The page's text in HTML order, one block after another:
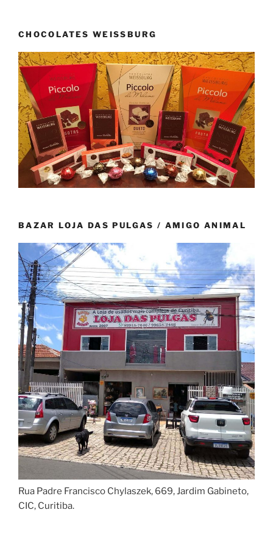
CHOCOLATES WEISSBURG
BAZAR LOJA DAS PULGAS / AMIGO ANIMAL
Rua Padre Francisco Chylaszek, 669, Jardim Gabineto,
CIC, Curitiba.